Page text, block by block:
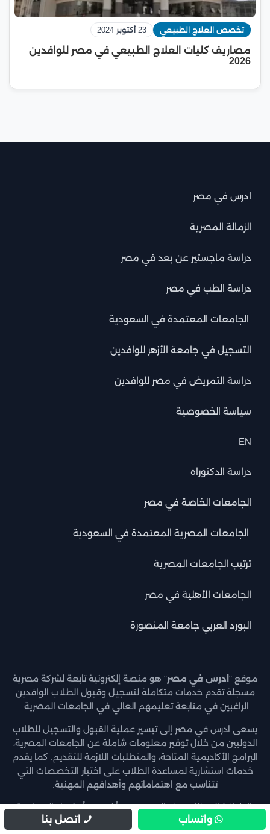
تخصص العلاج الطبيعي 23 أكتوبر 2024
مصاريف كليات العلاج الطبيعي في مصر للوافدين
2026
ادرس في مصر
الزمالة المصرية
دراسة ماجستير عن بعد في مصر
دراسة الطب في مصر
الجامعات المعتمدة في السعودية
التسجيل في جامعة الأزهر للوافدين
دراسة التمريض في مصر للوافدين
سياسة الخصوصية
EN
دراسة الدكتوراه
الجامعات الخاصة في مصر
الجامعات المصرية المعتمدة في السعودية
ترتيب الجامعات المصرية
الجامعات الأهلية في مصر
البورد العربي جامعة المنصورة
موقع " ادرس في مصر" هو منصة إلكترونية تابعة لشركة مصرية
مسجلة تقدم خدمات متكاملة لتسجيل وقبول الطلاب الوافدين
الراغبين في متابعة تعليمهم العالي في الجامعات المصرية.
يسعى ادرس في مصر إلى تيسير عملية القبول والتسجيل للطلاب
الدوليين من خلال توفير معلومات شاملة عن الجامعات المصرية،
البرامج الأكاديمية المتاحة، والمتطلبات اللازمة للتقديم. كما يقدم
خدمات استشارية لمساعدة الطلاب على اختيار التخصصات التي
تتناسب مع اهتماماتهم وأهدافهم المهنية.
بالإضافة إلى ذلك، يوفر الموقع دعماً لوجستياً يشمل المساعدة
في الإجراءات الإدارية، التوجيه الأكاديمي، والدعم في البحث عن
واتساب اتصل بنا